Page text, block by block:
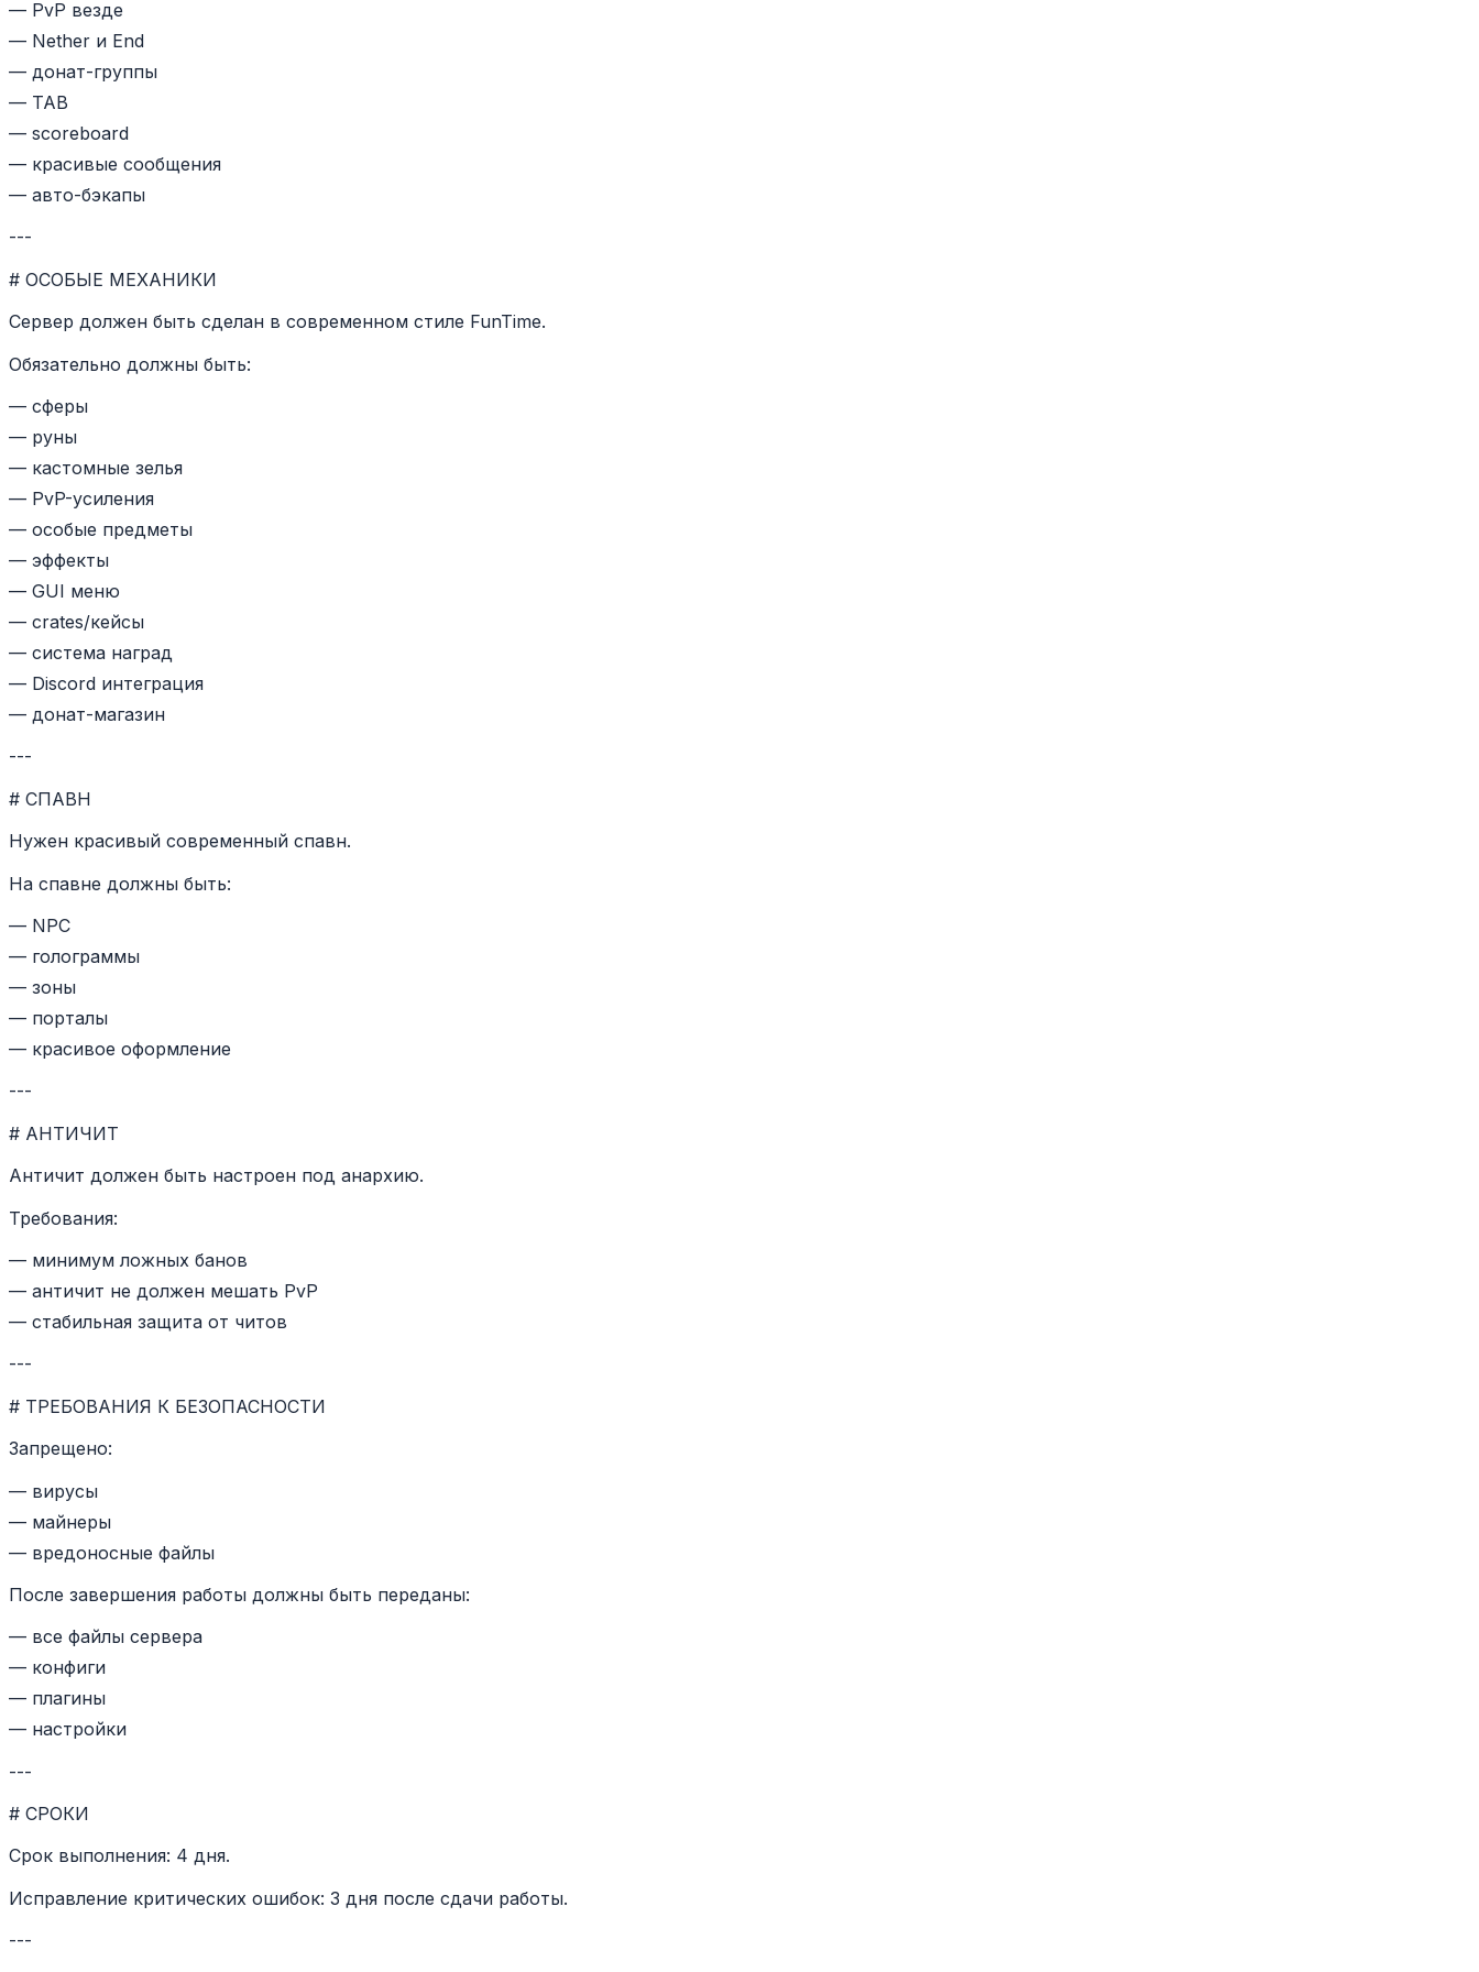
— PvP везде
— Nether и End
— донат-группы
— TAB
— scoreboard
— красивые сообщения
— авто-бэкапы
---
# ОСОБЫЕ МЕХАНИКИ
Сервер должен быть сделан в современном стиле FunTime.
Обязательно должны быть:
— сферы
— руны
— кастомные зелья
— PvP-усиления
— особые предметы
— эффекты
— GUI меню
— crates/кейсы
— система наград
— Discord интеграция
— донат-магазин
---
# СПАВН
Нужен красивый современный спавн.
На спавне должны быть:
— NPC
— голограммы
— зоны
— порталы
— красивое оформление
---
# АНТИЧИТ
Античит должен быть настроен под анархию.
Требования:
— минимум ложных банов
— античит не должен мешать PvP
— стабильная защита от читов
---
# ТРЕБОВАНИЯ К БЕЗОПАСНОСТИ
Запрещено:
— вирусы
— майнеры
— вредоносные файлы
После завершения работы должны быть переданы:
— все файлы сервера
— конфиги
— плагины
— настройки
---
# СРОКИ
Срок выполнения: 4 дня.
Исправление критических ошибок: 3 дня после сдачи работы.
---